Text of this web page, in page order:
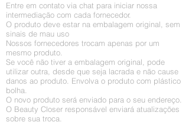
Entre em contato via chat para iniciar nossa
intermediação com cada fornecedor.
O produto deve estar na embalagem original, sem
sinais de mau uso
Nossos fornecedores trocam apenas por um
mesmo produto.
Se você não tiver a embalagem original, pode
utilizar outra, desde que seja lacrada e não cause
danos ao produto. Envolva o produto com plástico
bolha.
O novo produto será enviado para o seu endereço.
O Beauty Closer responsável enviará atualizações
sobre sua troca.